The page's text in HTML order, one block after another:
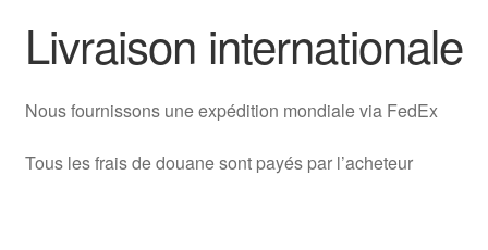
Livraison
Livraison internationale
Mon compte
Livraison internationale
Nous fournissons une expédition mondiale via FedEx
Tous les frais de douane sont payés par l’acheteur